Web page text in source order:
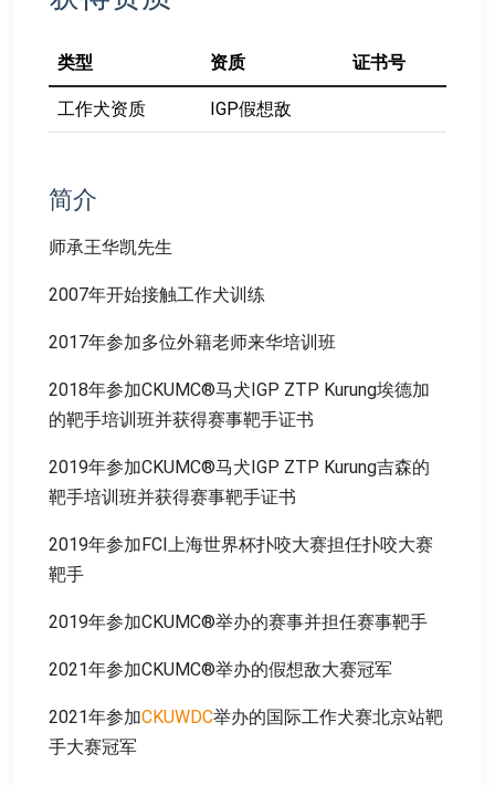
类型 资质 证书号
工作犬资质 IGP假想敌
简介
师承王华凯先生
2007年开始接触工作犬训练
2017年参加多位外籍老师来华培训班
2018年参加CKUMC®马犬IGP ZTP Kurung埃德加
的靶手培训班并获得赛事靶手证书
2019年参加CKUMC®马犬IGP ZTP Kurung吉森的
靶手培训班并获得赛事靶手证书
2019年参加FCI上海世界杯扑咬大赛担任扑咬大赛
靶手
2019年参加CKUMC®举办的赛事并担任赛事靶手
2021年参加CKUMC®举办的假想敌大赛冠军
2021年参加CKUWDC举办的国际工作犬赛北京站靶
手大赛冠军